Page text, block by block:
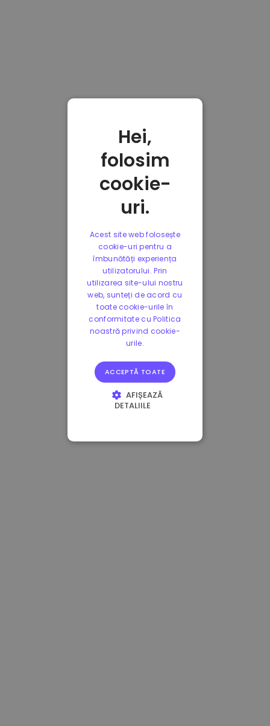
Hei,
folosim
cookie-
uri.
Acest site web folosește
cookie-uri pentru a
îmbunătăți experiența
utilizatorului. Prin
utilizarea site-ului nostru
web, sunteți de acord cu
toate cookie-urile în
conformitate cu Politica
noastră privind cookie-
urile.
ACCEPTĂ TOATE
AFIȘEAZĂ
DETALIILE